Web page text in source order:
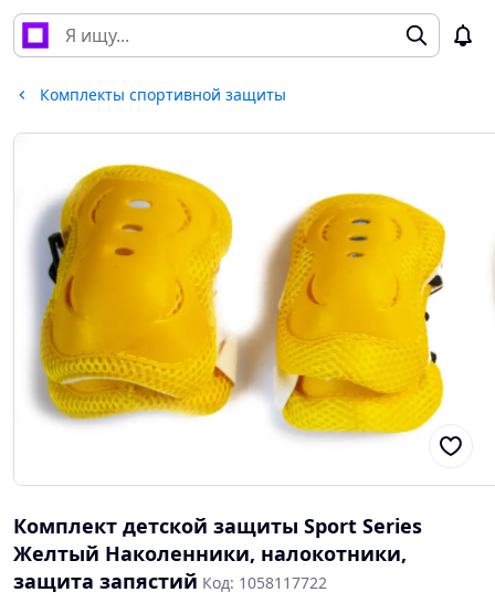
Комплекты спортивной защиты
Комплект детской защиты Sport Series
Желтый Наколенники, налокотники,
защита запястий Код: 1058117722